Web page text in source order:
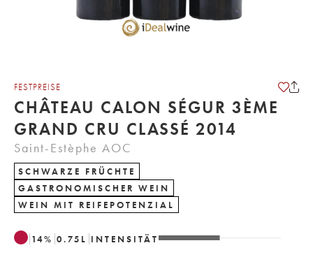
FESTPREISE
CHÂTEAU CALON SÉGUR 3ÈME
GRAND CRU CLASSÉ 2014
Saint-Estèphe AOC
SCHWARZE FRÜCHTE
GASTRONOMISCHER WEIN
WEIN MIT REIFEPOTENZIAL
14% 0.75 L INTENSITÄT